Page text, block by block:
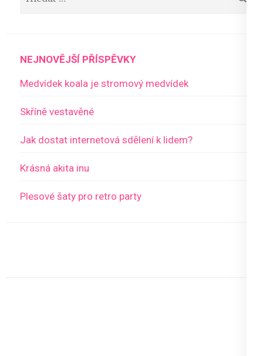
NEJNOVĚJŠÍ PŘÍSPĚVKY
Medvídek koala je stromový medvídek
Skříně vestavěné
Jak dostat internetová sdělení k lidem?
Krásná akita inu
Plesové šaty pro retro party